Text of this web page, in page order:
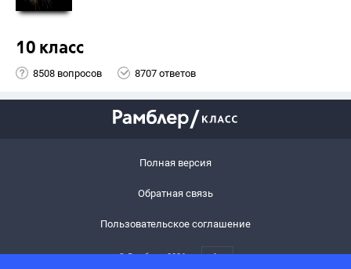
10 класс
8508 вопросов 8707 ответов
Полная версия
Обратная связь
Пользовательское соглашение
© Рамблер,2026 6+